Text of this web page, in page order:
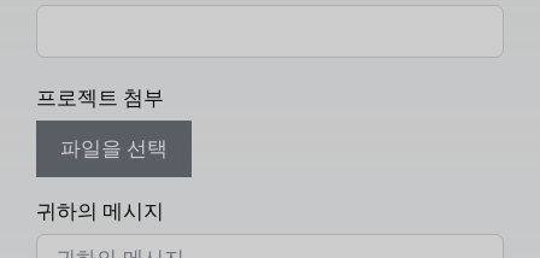
프로젝트 첨부
파일을 선택
귀하의 메시지